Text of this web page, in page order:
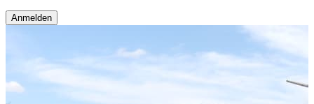
Anmelden